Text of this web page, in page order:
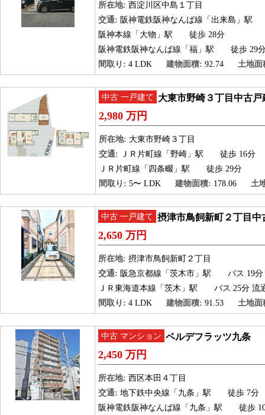
所在地: 西淀川区中島１丁目
交通: 阪神電鉄阪神なんば線「出来島」駅
阪神本線「大物」駅
徒歩 28分
阪神電鉄阪神なんば線「福」駅
徒歩 29
間取り: 4 LDK 建物面積: 92.74 土地面
中古 一戸建て 大東市野崎３丁目中古戸
2,980 万円
所在地: 大東市野崎３丁目
交通: ＪＲ片町線「野崎」駅
徒歩 16分
ＪＲ片町線「四条畷」駅
徒歩 29分
間取り: 5〜 LDK 建物面積: 178.06 土
中古 一戸建て 摂津市鳥飼新町２丁目中
2,650 万円
所在地: 摂津市鳥飼新町２丁目
交通: 阪急京都線「茨木市」駅
バス 19分
ＪＲ東海道本線「茨木」駅
バス 25分 流
間取り: 4 LDK 建物面積: 91.53 土地面
中古 マンション ベルデフラッツ九条
2,450 万円
所在地: 西区本田４丁目
交通: 地下鉄中央線「九条」駅
徒歩 7分
阪神電鉄阪神なんば線「九条」駅
徒歩